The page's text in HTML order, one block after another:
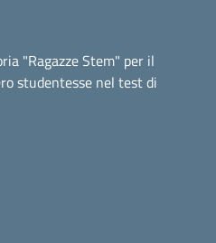
"Ragazze Stem" per il
studentesse nel test di